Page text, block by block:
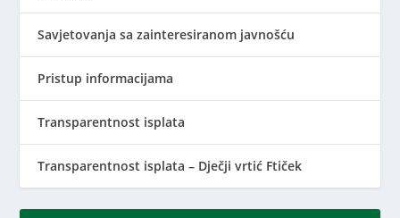
Savjetovanja sa zainteresiranom javnošću
Pristup informacijama
Transparentnost isplata
Transparentnost isplata – Dječji vrtić Ftiček